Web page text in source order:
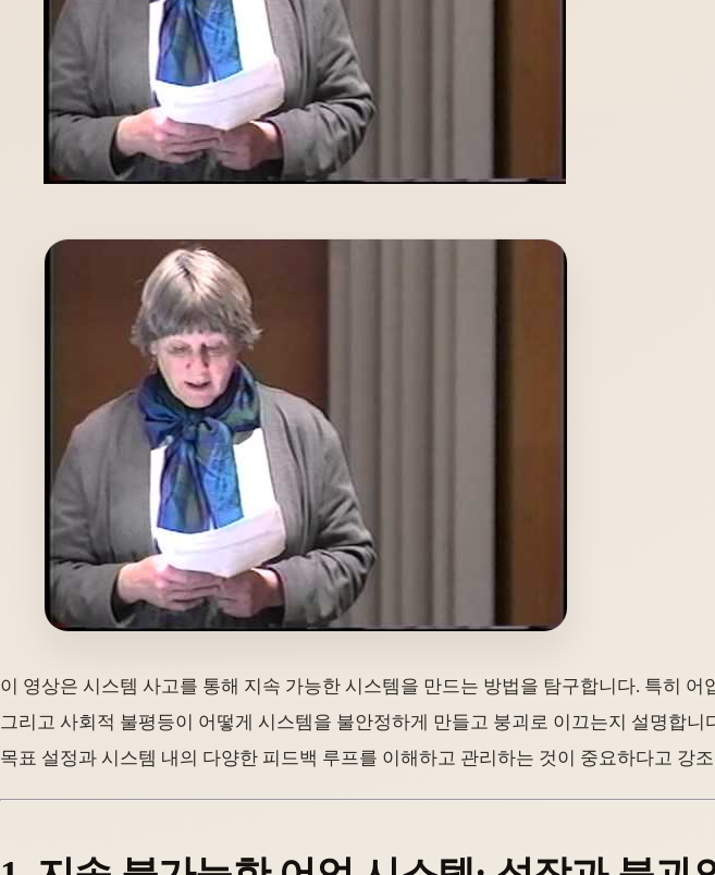
이 영상은 시스템 사고를 통해 지속 가능한 시스템을 만드는 방법을 탐구합니다. 특히
그리고 사회적 불평등이 어떻게 시스템을 불안정하게 만들고 붕괴로 이끄는지 설명합
목표 설정과 시스템 내의 다양한 피드백 루프를 이해하고 관리하는 것이 중요하다고 강